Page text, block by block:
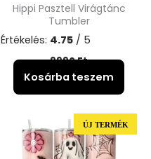
Hippi Pasztell Virágtánc
Tumbler
Értékelés: 4.75 / 5
9990Ft
Kosárba teszem
ÚJ TERMÉK